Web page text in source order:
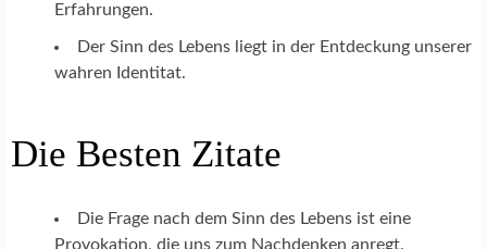
Erfahrungen.
Der Sinn des Lebens liegt in der Entdeckung unserer
wahren Identitat.
Die Besten Zitate
Die Frage nach dem Sinn des Lebens ist eine
Provokation, die uns zum Nachdenken anregt.